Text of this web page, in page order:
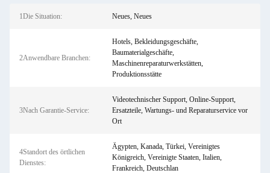
1Die Situation: Neues, Neues
2Anwendbare Branchen:
Hotels, Bekleidungsgeschäfte,
Baumaterialgeschäfte,
Maschinenreparaturwerkstätten,
Produktionsstätte
3Nach Garantie-Service:
Videotechnischer Support, Online-Support,
Ersatzteile, Wartungs- und Reparaturservice vor
Ort
4Standort des örtlichen
Dienstes:
Ägypten, Kanada, Türkei, Vereinigtes
Königreich, Vereinigte Staaten, Italien,
Frankreich, Deutschlan